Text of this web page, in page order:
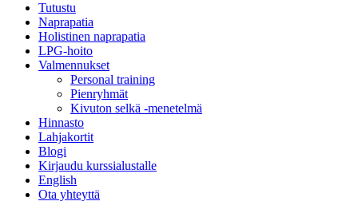
Tutustu
Naprapatia
Holistinen naprapatia
LPG-hoito
Valmennukset
Personal training
Pienryhmät
Kivuton selkä -menetelmä
Hinnasto
Lahjakortit
Blogi
Kirjaudu kurssialustalle
English
Ota yhteyttä